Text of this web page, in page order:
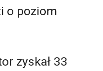
o poziom
zyskał 33